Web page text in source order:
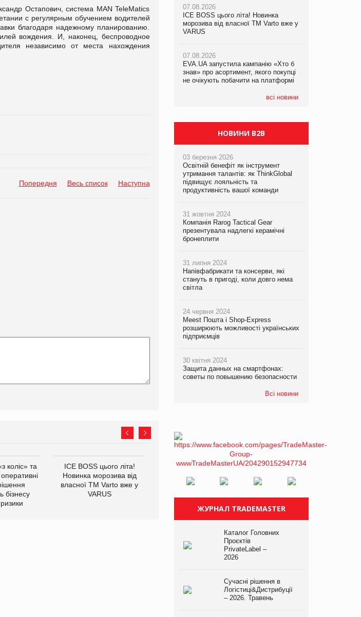
Остапович, система MAN TeleMatics
с регулярным обучением водителей
благодаря надежному планированию.
вождения. И, наконец, беспроводное
независимо от места нахождения
Попередня Весь список Наступна
коліс» та
бізнесу
ICE BOSS цього літа!
Новинка морозива від
власної ТМ Varto вже у
VARUS
EVA.UA запустила
кампанію «Хто б знав» про
асортимент, якого покупці
Kraft Heinz скоротила
збиток у першому півріччі
07.08.2026
ICE BOSS цього літа! Новинка
морозива від власної ТМ Varto вже у
VARUS
07.08.2026
EVA.UA запустила кампанію «Хто б
знав» про асортимент, якого покупці
не очікують побачити на платформі
всі новини
07.08.2026
ICE BOSS цього літа! Новинка
морозива від власної ТМ Varto вже у
VARUS
07.08.2026
EVA.UA запустила кампанію «Хто б
знав» про асортимент, якого покупці
не очікують побачити на платформі
07.08.2026
Франція заборонила рекламні дзвінки
НОВИНИ B2B
03 березня 2026
Освітній бенефіт як інструмент
утримання талантів: як ThinkGlobal
підвищує лояльність та
продуктивність вашої команди
31 жовтня 2024
Компанія Rarog Tactical Gear
презентувала надлегкі керамічні
бронеплити
31 липня 2024
Напівфабрикати та консерви, які
стануть в пригоді, коли довго нема
світла
24 червня 2024
Meest Пошта і Shop-Express
розширюють можливості українських
підприємців
30 квітня 2024
Защита данных на смартфонах:
советы по повышению безопасности
Всі новини
ЖУРНАЛ TRADEMASTER
Каталог Головних
Проєктів
PrivateLabel –
2026
Сучасні рішення в
Логістиці&Дистрибуції
– 2026. Травень